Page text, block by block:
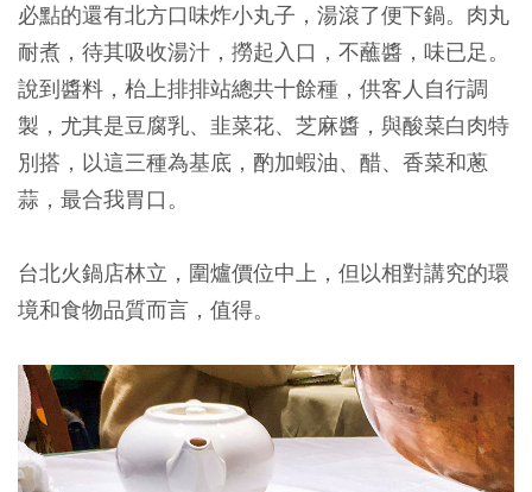
必點的還有北方口味炸小丸子，湯滾了便下鍋。肉丸
耐煮，待其吸收湯汁，撈起入口，不蘸醬，味已足。
說到醬料，枱上排排站總共十餘種，供客人自行調
製，尤其是豆腐乳、韭菜花、芝麻醬，與酸菜白肉特
別搭，以這三種為基底，酌加蝦油、醋、香菜和蔥
蒜，最合我胃口。
台北火鍋店林立，圍爐價位中上，但以相對講究的環
境和食物品質而言，值得。